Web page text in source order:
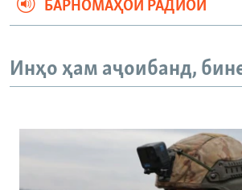
БАРНОМАҲОИ РАДИОӢ
Инҳо ҳам аҷоибанд,